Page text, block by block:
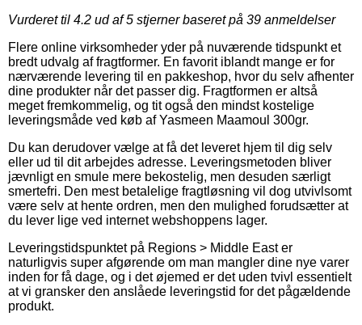
Vurderet til 4.2 ud af 5 stjerner baseret på 39 anmeldelser
Flere online virksomheder yder på nuværende tidspunkt et
bredt udvalg af fragtformer. En favorit iblandt mange er for
nærværende levering til en pakkeshop, hvor du selv afhenter
dine produkter når det passer dig. Fragtformen er altså
meget fremkommelig, og tit også den mindst kostelige
leveringsmåde ved køb af Yasmeen Maamoul 300gr.
Du kan derudover vælge at få det leveret hjem til dig selv
eller ud til dit arbejdes adresse. Leveringsmetoden bliver
jævnligt en smule mere bekostelig, men desuden særligt
smertefri. Den mest betalelige fragtløsning vil dog utvivlsomt
være selv at hente ordren, men den mulighed forudsætter at
du lever lige ved internet webshoppens lager.
Leveringstidspunktet på Regions > Middle East er
naturligvis super afgørende om man mangler dine nye varer
inden for få dage, og i det øjemed er det uden tvivl essentielt
at vi gransker den anslåede leveringstid for det pågældende
produkt.